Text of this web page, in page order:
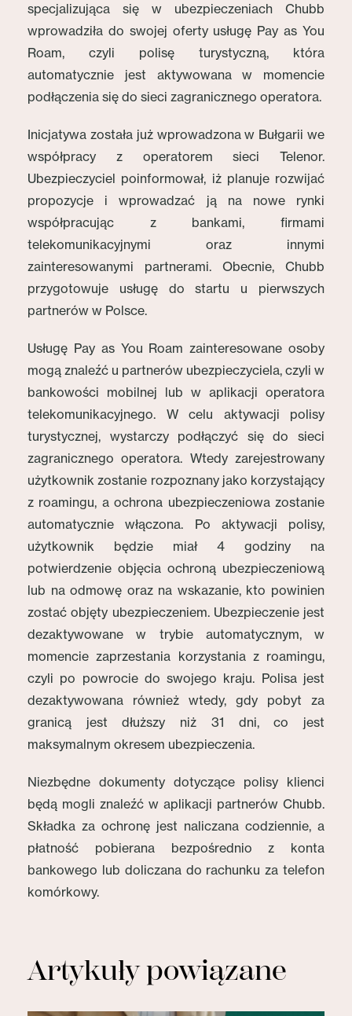
specjalizująca się w ubezpieczeniach Chubb
wprowadziła do swojej oferty usługę Pay as You
Roam, czyli polisę turystyczną, która
automatycznie jest aktywowana w momencie
podłączenia się do sieci zagranicznego operatora.
Inicjatywa została już wprowadzona w Bułgarii we
współpracy z operatorem sieci Telenor.
Ubezpieczyciel poinformował, iż planuje rozwijać
propozycje i wprowadzać ją na nowe rynki
współpracując z bankami, firmami
telekomunikacyjnymi oraz innymi
zainteresowanymi partnerami. Obecnie, Chubb
przygotowuje usługę do startu u pierwszych
partnerów w Polsce.
Usługę Pay as You Roam zainteresowane osoby
mogą znaleźć u partnerów ubezpieczyciela, czyli w
bankowości mobilnej lub w aplikacji operatora
telekomunikacyjnego. W celu aktywacji polisy
turystycznej, wystarczy podłączyć się do sieci
zagranicznego operatora. Wtedy zarejestrowany
użytkownik zostanie rozpoznany jako korzystający
z roamingu, a ochrona ubezpieczeniowa zostanie
automatycznie włączona. Po aktywacji polisy,
użytkownik będzie miał 4 godziny na
potwierdzenie objęcia ochroną ubezpieczeniową
lub na odmowę oraz na wskazanie, kto powinien
zostać objęty ubezpieczeniem. Ubezpieczenie jest
dezaktywowane w trybie automatycznym, w
momencie zaprzestania korzystania z roamingu,
czyli po powrocie do swojego kraju. Polisa jest
dezaktywowana również wtedy, gdy pobyt za
granicą jest dłuższy niż 31 dni, co jest
maksymalnym okresem ubezpieczenia.
Niezbędne dokumenty dotyczące polisy klienci
będą mogli znaleźć w aplikacji partnerów Chubb.
Składka za ochronę jest naliczana codziennie, a
płatność pobierana bezpośrednio z konta
bankowego lub doliczana do rachunku za telefon
komórkowy.
Artykuły powiązane